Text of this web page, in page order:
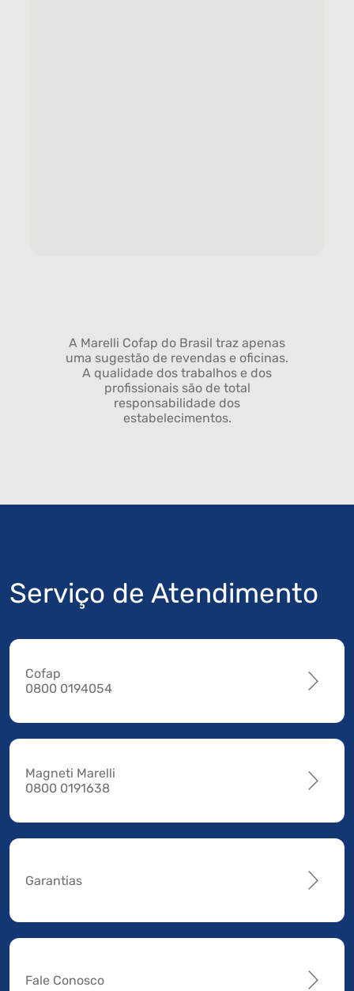
A Marelli Cofap do Brasil traz apenas
uma sugestão de revendas e oficinas.
A qualidade dos trabalhos e dos
profissionais são de total
responsabilidade dos
estabelecimentos.
Serviço de Atendimento
Cofap
0800 0194054
Magneti Marelli
0800 0191638
Garantias
Fale Conosco